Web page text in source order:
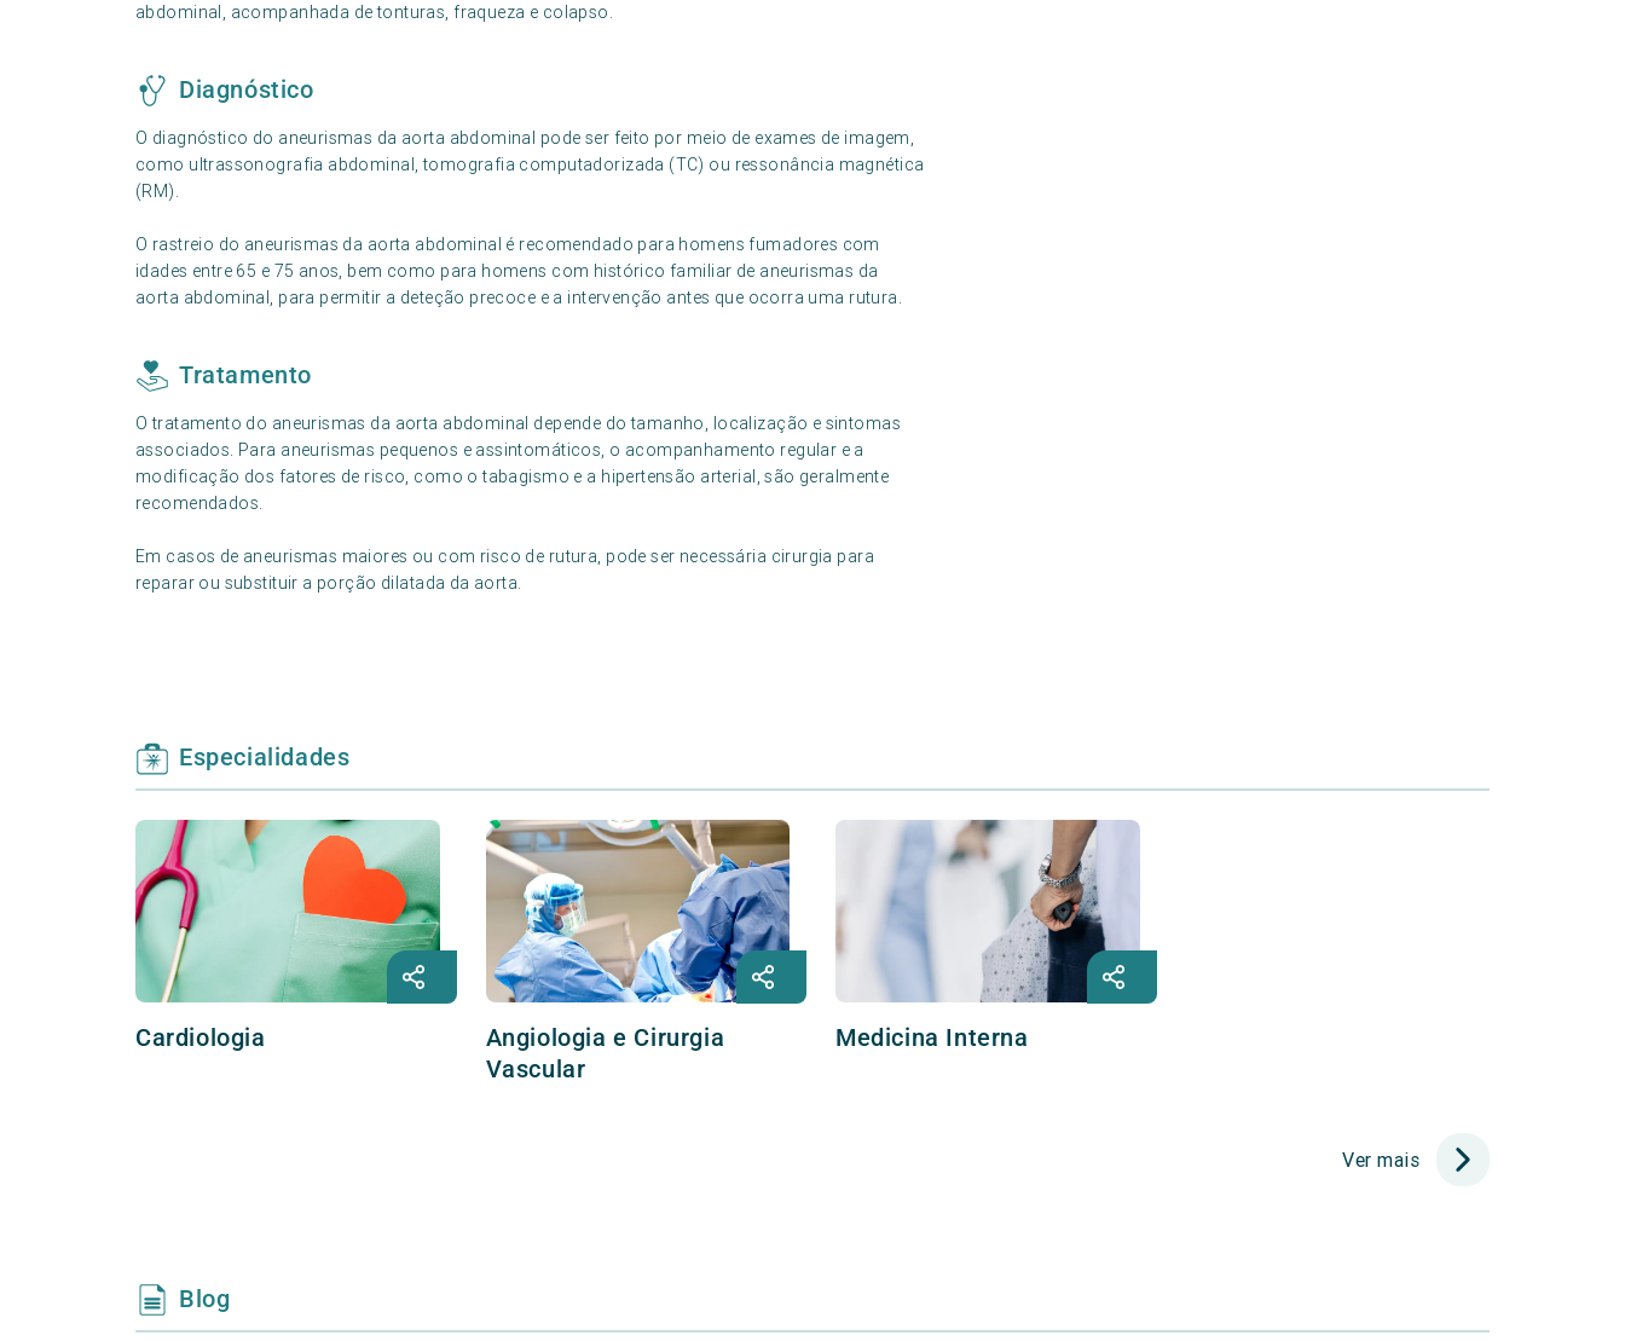
abdominal, acompanhada de tonturas, fraqueza e colapso.
Diagnóstico
O diagnóstico do aneurismas da aorta abdominal pode ser feito por meio de exames de imagem,
como ultrassonografia abdominal, tomografia computadorizada (TC) ou ressonância magnética
(RM).
O rastreio do aneurismas da aorta abdominal é recomendado para homens fumadores com
idades entre 65 e 75 anos, bem como para homens com histórico familiar de aneurismas da
aorta abdominal, para permitir a deteção precoce e a intervenção antes que ocorra uma rutura.
Tratamento
O tratamento do aneurismas da aorta abdominal depende do tamanho, localização e sintomas
associados. Para aneurismas pequenos e assintomáticos, o acompanhamento regular e a
modificação dos fatores de risco, como o tabagismo e a hipertensão arterial, são geralmente
recomendados.
Em casos de aneurismas maiores ou com risco de rutura, pode ser necessária cirurgia para
reparar ou substituir a porção dilatada da aorta.
Especialidades
Cardiologia
Angiologia e Cirurgia
Vascular
Medicina Interna
Ver mais
Blog